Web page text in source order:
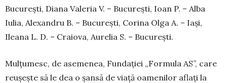
București, Diana Valeria V. – București, Ioan P. – Alba
Iulia, Alexandru B. – Bucu­rești, Co­rina Ol­ga A. – Iași,
Ileana L. D. – Craiova, Aurelia S. – București.
Mulțumesc, de asemenea, Fun­dației „Formula AS”, care
reușește să le dea o șansă de viață oamenilor aflați la